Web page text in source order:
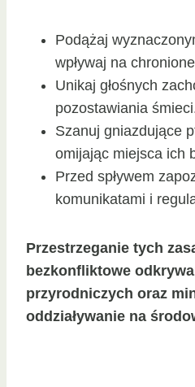
Podążaj
wpływaj na
Unikaj głośnych
pozostawiania
Szanuj gniazdujące
omijając miejsca ich
Przed spływem
komunikatami i
Przestrzeganie tych
bezkonfliktowe
przyrodniczych oraz
oddziaływanie na